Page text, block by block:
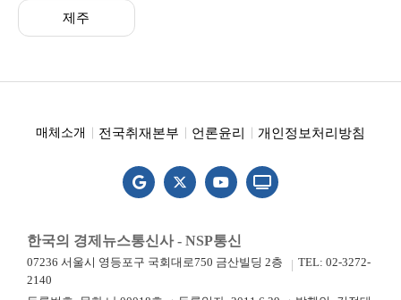
제주
매체소개 전국취재본부 언론윤리 개인정보처리방침
한국의 경제뉴스통신사 - NSP통신
07236 서울시 영등포구 국회대로750 금산빌딩 2층
TEL: 02-3272-
2140